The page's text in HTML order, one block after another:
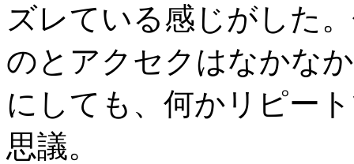
ズレている感じがした
のとアクセクはなかな
にしても、何かリピー
思議。